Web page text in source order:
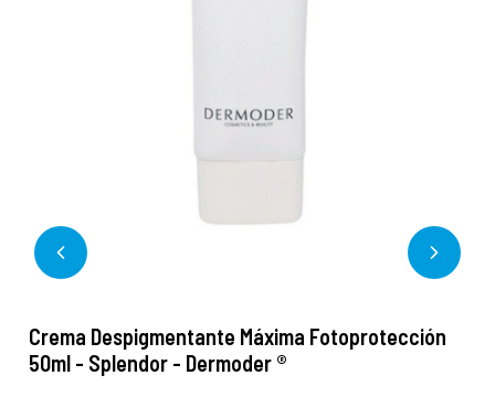
Crema Despigmentante Máxima Fotoprotección
50ml - Splendor - Dermoder ®